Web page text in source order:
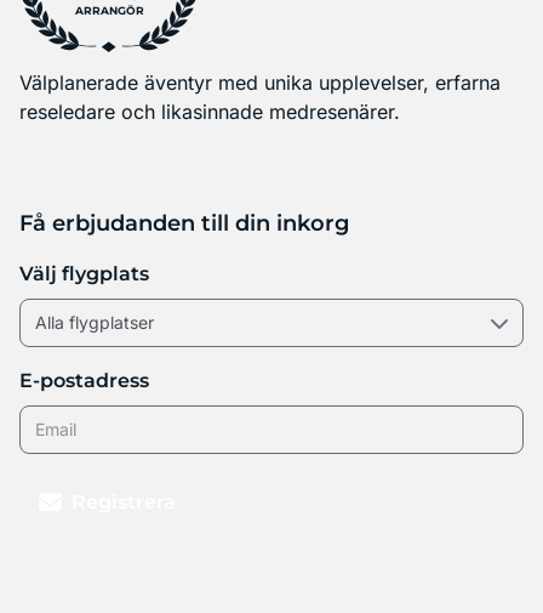
ARRANGÖR
Välplanerade äventyr med unika upplevelser, erfarna
reseledare och likasinnade medresenärer.
Få erbjudanden till din inkorg
Välj flygplats
E-postadress